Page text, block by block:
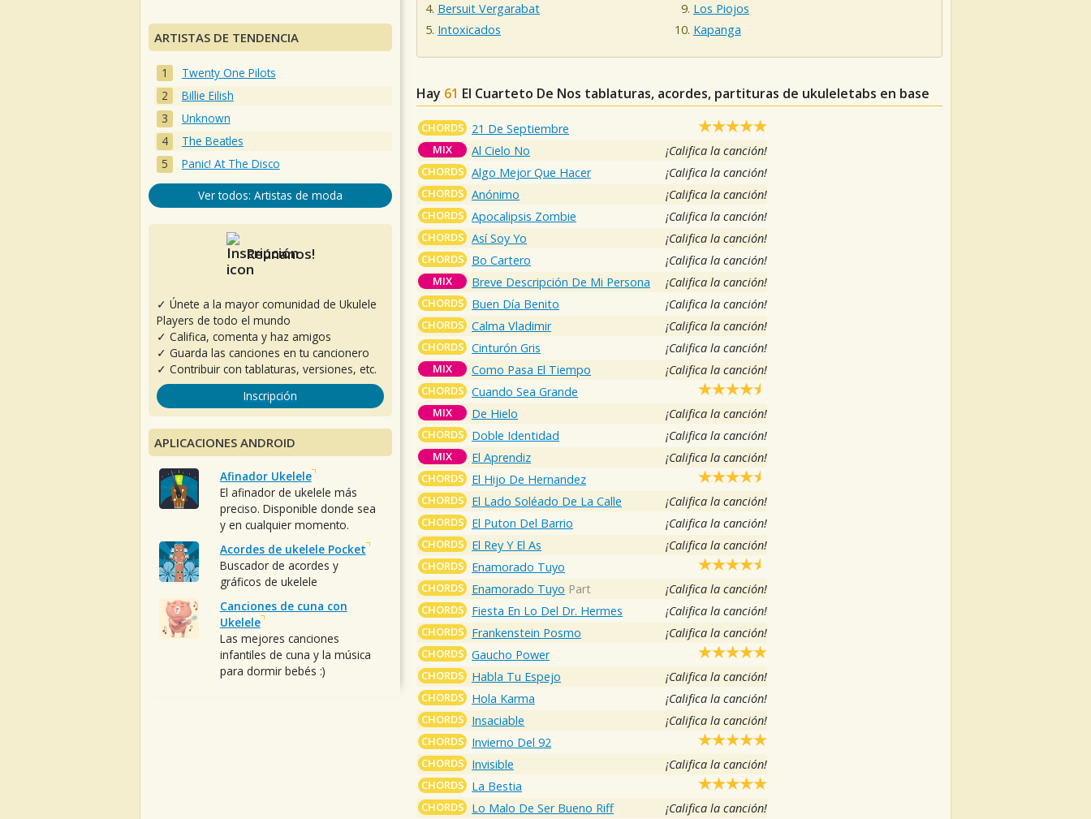
Bersuit Vergarabat
Intoxicados
Los Piojos
Kapanga
Hay 61 El Cuarteto De Nos tablaturas, acordes, partituras de ukuleletabs en base
CHORDS 21 De Septiembre
MIX Al Cielo No ¡Califica la canción!
CHORDS Algo Mejor Que Hacer ¡Califica la canción!
CHORDS Anónimo ¡Califica la canción!
CHORDS Apocalipsis Zombie ¡Califica la canción!
CHORDS Así Soy Yo ¡Califica la canción!
CHORDS Bo Cartero ¡Califica la canción!
MIX Breve Descripción De Mi Persona ¡Califica la canción!
CHORDS Buen Día Benito ¡Califica la canción!
CHORDS Calma Vladimir ¡Califica la canción!
CHORDS Cinturón Gris ¡Califica la canción!
MIX Como Pasa El Tiempo ¡Califica la canción!
CHORDS Cuando Sea Grande
MIX De Hielo ¡Califica la canción!
CHORDS Doble Identidad ¡Califica la canción!
MIX El Aprendiz ¡Califica la canción!
CHORDS El Hijo De Hernandez
CHORDS El Lado Soléado De La Calle ¡Califica la canción!
CHORDS El Puton Del Barrio ¡Califica la canción!
CHORDS El Rey Y El As ¡Califica la canción!
CHORDS Enamorado Tuyo
CHORDS Enamorado Tuyo Part ¡Califica la canción!
CHORDS Fiesta En Lo Del Dr. Hermes ¡Califica la canción!
CHORDS Frankenstein Posmo ¡Califica la canción!
CHORDS Gaucho Power
CHORDS Habla Tu Espejo ¡Califica la canción!
CHORDS Hola Karma ¡Califica la canción!
CHORDS Insaciable ¡Califica la canción!
CHORDS Invierno Del 92
CHORDS Invisible ¡Califica la canción!
CHORDS La Bestia
CHORDS Lo Malo De Ser Bueno Riff ¡Califica la canción!
ARTISTAS DE TENDENCIA
Twenty One Pilots
Billie Eilish
Unknown
The Beatles
Panic! At The Disco
Ver todos: Artistas de moda
Reúnanos!
✓ Únete a la mayor comunidad de Ukulele
Players de todo el mundo
✓ Califica, comenta y haz amigos
✓ Guarda las canciones en tu cancionero
✓ Contribuir con tablaturas, versiones, etc.
Inscripción
APLICACIONES ANDROID
Afinador Ukelele
El afinador de ukelele más
preciso. Disponible donde sea
y en cualquier momento.
Acordes de ukelele Pocket
Buscador de acordes y
gráficos de ukelele
Canciones de cuna con
Ukelele
Las mejores canciones
infantiles de cuna y la música
para dormir bebés :)